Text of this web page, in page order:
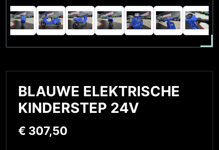
BLAUWE ELEKTRISCHE
KINDERSTEP 24V
€ 307,50